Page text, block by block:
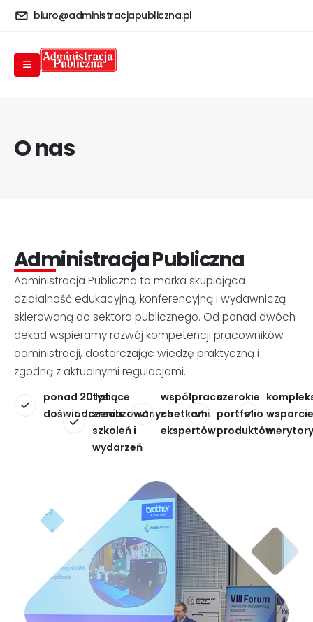
biuro@administracjapubliczna.pl
O nas
Administracja Publiczna
Administracja Publiczna to marka skupiająca
działalność edukacyjną, konferencyjną i wydawniczą
skierowaną do sektora publicznego. Od ponad dwóch
dekad wspieramy rozwój kompetencji pracowników
administracji, dostarczając wiedzę praktyczną i
zgodną z aktualnymi regulacjami.
ponad 20 lat
doświadczenia
tysiące
zrealizowanych
szkoleń i
wydarzeń
współpraca
z setkami
ekspertów
szerokie
portfolio
produktów